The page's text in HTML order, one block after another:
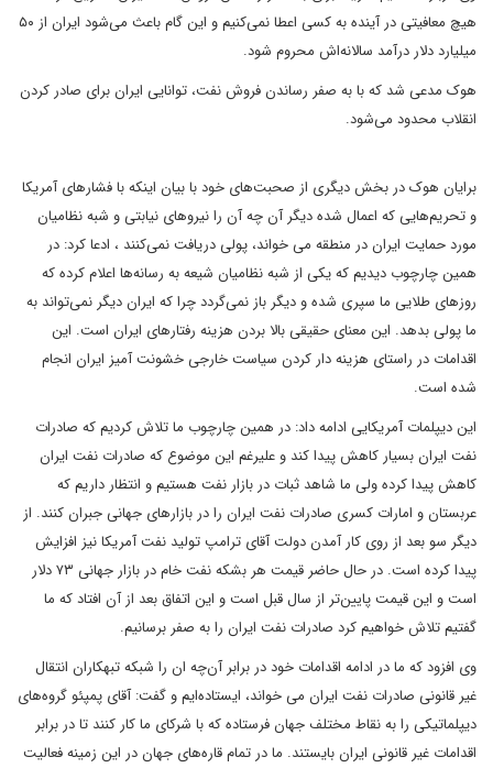
هیچ معافیتی در آینده به کسی اعطا نمی‌کنیم و این گام باعث می‌شود ایران از ۵۰
میلیارد دلار درآمد سالانه‌اش محروم شود.
هوک مدعی شد که با به صفر رساندن فروش نفت، توانایی ایران برای صادر کردن
انقلاب محدود می‌شود.
برایان هوک در بخش دیگری از صحبت‌های خود با بیان اینکه با فشارهای آمریکا
و تحریم‌هایی که اعمال شده دیگر آن چه آن را نیروهای نیابتی و شبه نظامیان
مورد حمایت ایران در منطقه می خواند، پولی دریافت نمی‌کنند ، ادعا کرد: در
همین چارچوب دیدیم که یکی از شبه نظامیان شیعه به رسانه‌ها اعلام کرده که
روزهای طلایی ما سپری شده و دیگر باز نمی‌گردد چرا که ایران دیگر نمی‌تواند به
ما پولی بدهد. این معنای حقیقی بالا بردن هزینه رفتارهای ایران است. این
اقدامات در راستای هزینه دار کردن سیاست خارجی خشونت آمیز ایران انجام
شده است.
این دیپلمات آمریکایی ادامه داد: در همین چارچوب ما تلاش کردیم که صادرات
نفت ایران بسیار کاهش پیدا کند و علیرغم این موضوع که صادرات نفت ایران
کاهش پیدا کرده ولی ما شاهد ثبات در بازار نفت هستیم و انتظار داریم که
عربستان و امارات کسری صادرات نفت ایران را در بازارهای جهانی جبران کنند. از
دیگر سو بعد از روی کار آمدن دولت آقای ترامپ تولید نفت آمریکا نیز افزایش
پیدا کرده است. در حال حاضر قیمت هر بشکه نفت خام در بازار جهانی ۷۳ دلار
است و این قیمت پایین‌تر از سال قبل است و این اتفاق بعد از آن افتاد که ما
گفتیم تلاش خواهیم کرد صادرات نفت ایران را به صفر برسانیم.
وی افزود که ما در ادامه اقدامات خود در برابر آن‌چه ان را شبکه تبهکاران انتقال
غیر قانونی صادرات نفت ایران می خواند، ایستاده‌ایم و گفت: آقای پمپئو گروه‌های
دیپلماتیکی را به نقاط مختلف جهان فرستاده که با شرکای ما کار کنند تا در برابر
اقدامات غیر قانونی ایران بایستند. ما در تمام قاره‌های جهان در این زمینه فعالیت